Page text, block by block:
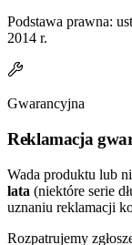
Podstawa prawna:
2014 r.
Gwarancyjna
Reklamacja
Wada produktu lub
lata (niektóre serie
uznaniu reklamacji
Rozpatrujemy